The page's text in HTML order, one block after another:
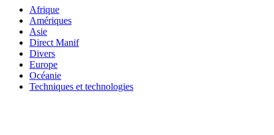
Afrique
Amériques
Asie
Direct Manif
Divers
Europe
Océanie
Techniques et technologies